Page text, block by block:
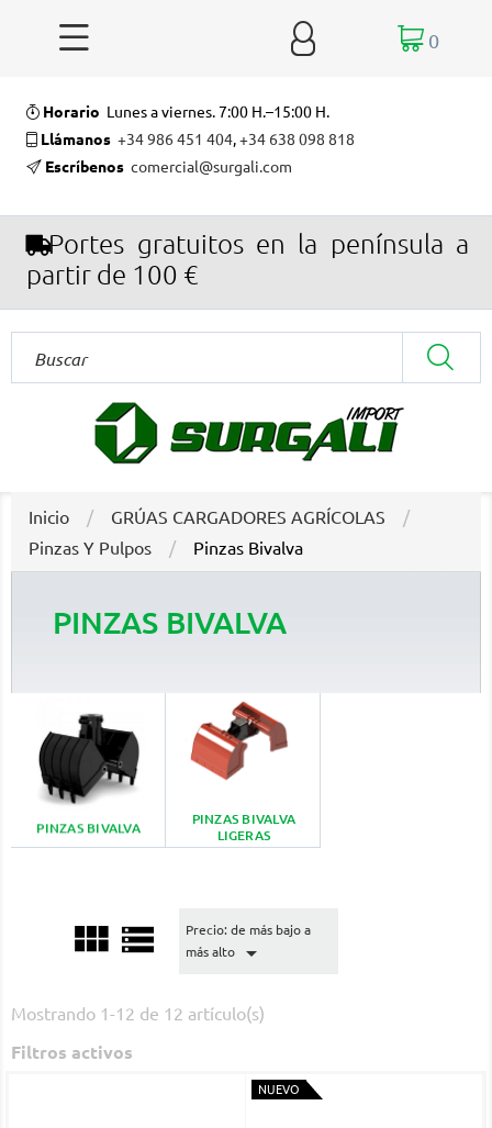
  0
Horario Lunes a viernes. 7:00 H.–15:00 H.
Llámanos +34 986 451 404,+34 638 098 818
Escríbenos comercial@surgali.com
Portes gratuitos en la península a
partir de 100 €
Inicio
GRÚAS CARGADORES AGRÍCOLAS
Pinzas Y Pulpos
Pinzas Bivalva
PINZAS BIVALVA
PINZAS BIVALVA
PINZAS BIVALVA
LIGERAS
 
Precio: de más bajo a
más alto

Mostrando 1-12 de 12 artículo(s)
Filtros activos
NUEVO